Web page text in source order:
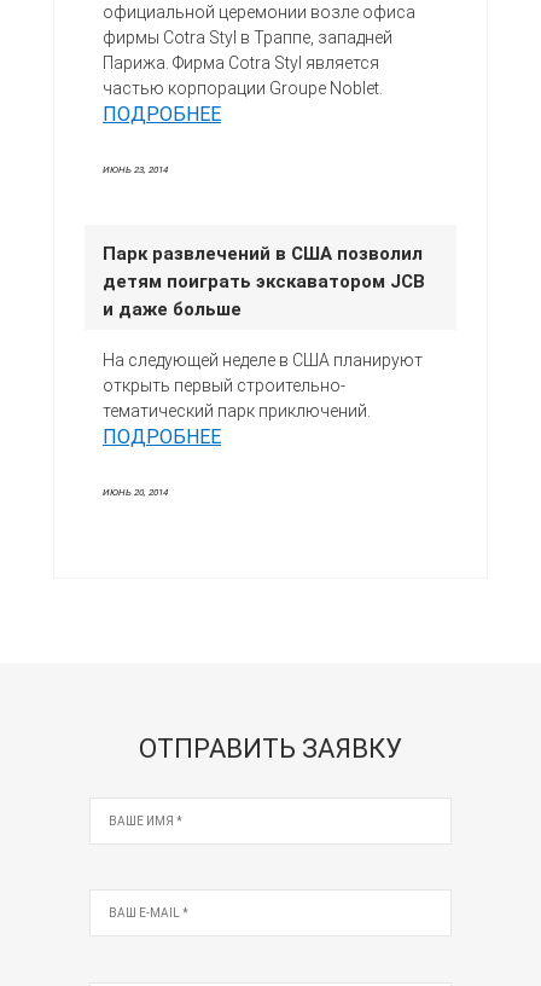
официальной церемонии возле офиса
фирмы Cotra Styl в Траппе, западней
Парижа. Фирма Cotra Styl является
частью корпорации Groupe Noblet.
ПОДРОБНЕЕ
ИЮНЬ 23, 2014
Парк развлечений в США позволил
детям поиграть экскаватором JCB
и даже больше
На следующей неделе в США планируют
открыть первый строительно-
тематический парк приключений.
ПОДРОБНЕЕ
ИЮНЬ 20, 2014
ОТПРАВИТЬ ЗАЯВКУ